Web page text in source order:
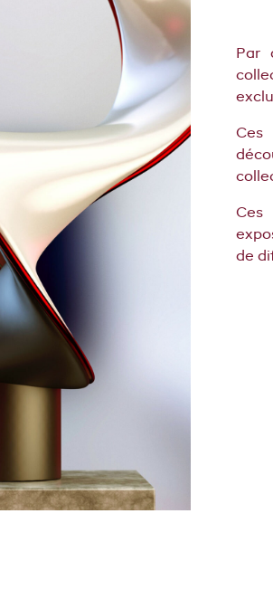
Par
Ces
de